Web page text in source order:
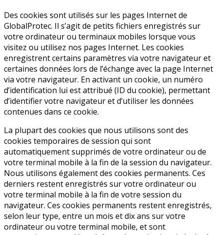
Des cookies sont utilisés sur les pages Internet de
GlobalProtec. Il s’agit de petits fichiers enregistrés sur
votre ordinateur ou terminaux mobiles lorsque vous
visitez ou utilisez nos pages Internet. Les cookies
enregistrent certains paramètres via votre navigateur et
certaines données lors de l’échange avec la page Internet
via votre navigateur. En activant un cookie, un numéro
d’identification lui est attribué (ID du cookie), permettant
d’identifier votre navigateur et d’utiliser les données
contenues dans ce cookie.
La plupart des cookies que nous utilisons sont des
cookies temporaires de session qui sont
automatiquement supprimés de votre ordinateur ou de
votre terminal mobile à la fin de la session du navigateur.
Nous utilisons également des cookies permanents. Ces
derniers restent enregistrés sur votre ordinateur ou
votre terminal mobile à la fin de votre session du
navigateur. Ces cookies permanents restent enregistrés,
selon leur type, entre un mois et dix ans sur votre
ordinateur ou votre terminal mobile, et sont